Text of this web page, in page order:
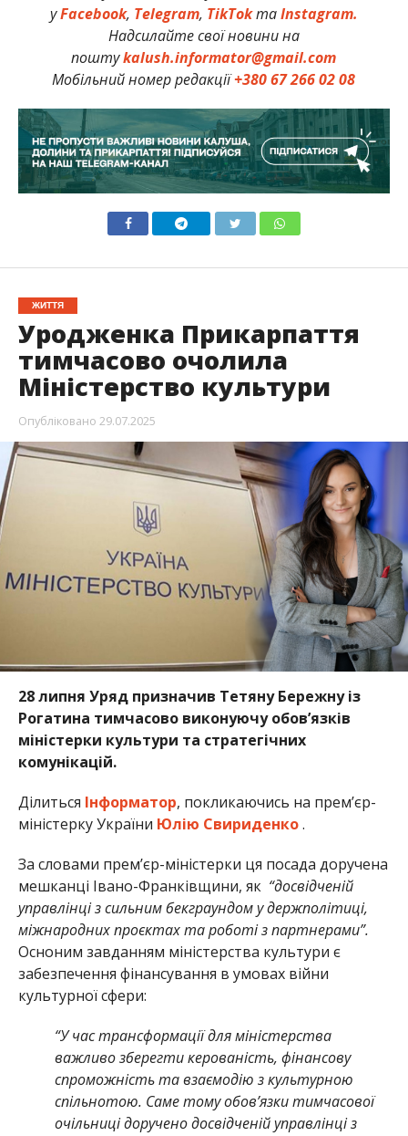
уFacebook, Telegram, TikTokтаInstagram.
Надсилайте свої новини на
поштуkalush.informator@gmail.com
Мобільний номер редакції+380 67 266 02 08
ЖИТТЯ
Уродженка Прикарпаття
тимчасово очолила
Міністерство культури
Опубліковано 29.07.2025
28 липня Уряд призначив Тетяну Бережну із
Рогатина тимчасово виконуючу обов’язків
міністерки культури та стратегічних
комунікацій.
Ділиться Інформатор, покликаючись на прем’єр-
міністерку України Юлію Свириденко.
За словами прем’єр-міністерки ця посада доручена
мешканці Івано-Франківщини, як “досвідченій
управлінці з сильним бекграундом у держполітиці,
міжнародних проєктах та роботі з партнерами”.
Осноним завданням міністерства культури є
забезпечення фінансування в умовах війни
культурної сфери:
“У час трансформації для міністерства
важливо зберегти керованість, фінансову
спроможність та взаємодію з культурною
спільнотою. Саме тому обов’язки тимчасової
очільниці доручено досвідченій управлінці з